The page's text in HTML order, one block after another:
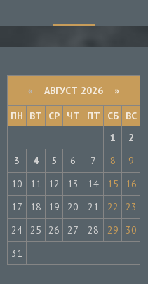
« АВГУСТ 2026 »
ПН
ВТ СР ЧТ ПТ СБ
ВС
1
2
3
4 5 6 7 8
9
10
11 12 13 14 15
16
17
18 19 20 21 22
23
24
25 26 27 28 29
30
31